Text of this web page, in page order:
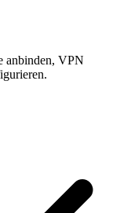
anbinden, VPN